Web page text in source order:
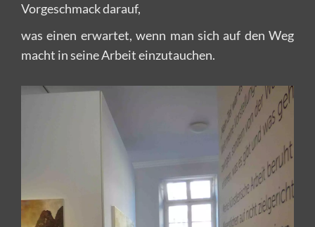
Vorgeschmack darauf,
was einen erwartet, wenn man sich auf den Weg
macht in seine Arbeit einzutauchen.